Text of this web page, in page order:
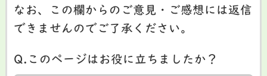
なお、この欄からのご意見・ご感想には返信
できませんのでご了承ください。
Q.このページはお役に立ちましたか？